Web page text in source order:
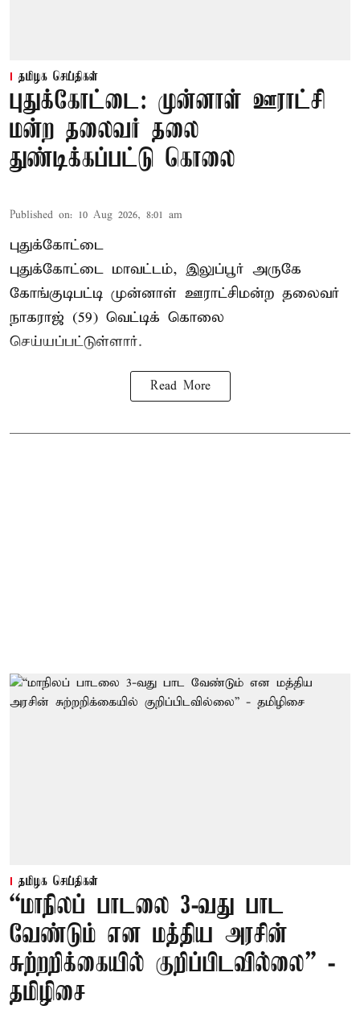
தமிழக செய்திகள்
புதுக்கோட்டை: முன்னாள் ஊராட்சி
மன்ற தலைவர் தலை
துண்டிக்கப்பட்டு கொலை
Published on: 10 Aug 2026, 8:01 am
புதுக்கோட்டை
புதுக்கோட்டை மாவட்டம், இலுப்பூர் அருகே
கோங்குடிபட்டி முன்னாள் ஊராட்சிமன்ற தலைவர்
நாகராஜ் (59) வெட்டிக் கொலை
செய்யப்பட்டுள்ளார்.
Read More
தமிழக செய்திகள்
“மாநிலப் பாடலை 3-வது பாட
வேண்டும் என மத்திய அரசின்
சுற்றறிக்கையில் குறிப்பிடவில்லை” -
தமிழிசை